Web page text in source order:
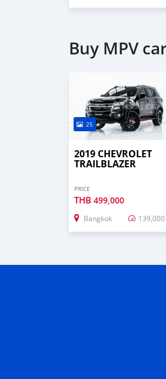
Buy MPV
25
2019 CHEVROLET
TRAILBLAZER
PRICE
THB 499,000
Bangkok